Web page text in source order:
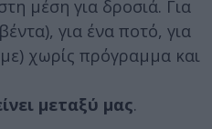
μέση για δροσιά. Για
για ένα ποτό, για
χωρίς πρόγραμμα και
μεταξύ μας.